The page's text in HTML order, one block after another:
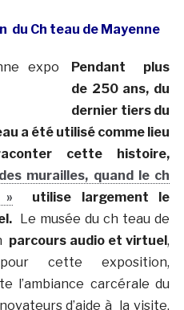
du Ch teau de Mayenne
Pendant plus
de 250 ans, du
dernier tiers du
a été utilisé comme lieu
cette histoire,
murailles, quand le ch
utilise largement le
Le musée du ch teau de
parcours audio et virtuel,
cette exposition,
l’ambiance carcérale du
d’aide à la visite.